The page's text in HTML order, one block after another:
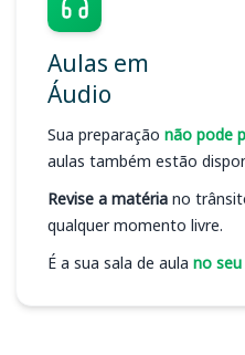
Aulas em
Áudio
Sua preparação não pode
aulas também estão
Revise a matéria no
qualquer momento livre.
É a sua sala de aula no